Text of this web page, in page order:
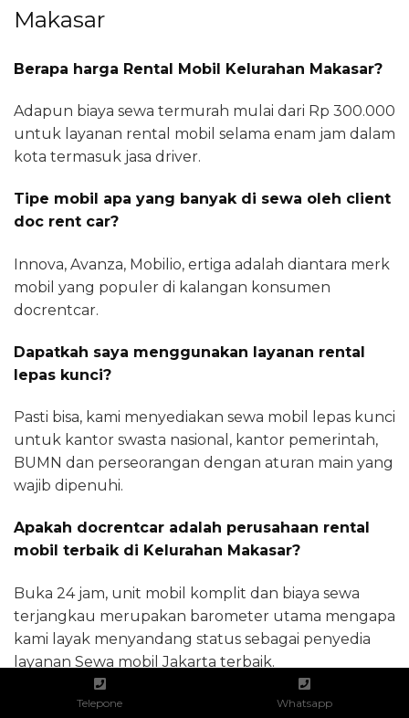
Makasar
Berapa harga Rental Mobil Kelurahan Makasar?
Adapun biaya sewa termurah mulai dari Rp 300.000
untuk layanan rental mobil selama enam jam dalam
kota termasuk jasa driver.
Tipe mobil apa yang banyak di sewa oleh client
doc rent car?
Innova, Avanza, Mobilio, ertiga adalah diantara merk
mobil yang populer di kalangan konsumen
docrentcar.
Dapatkah saya menggunakan layanan rental
lepas kunci?
Pasti bisa, kami menyediakan sewa mobil lepas kunci
untuk kantor swasta nasional, kantor pemerintah,
BUMN dan perseorangan dengan aturan main yang
wajib dipenuhi.
Apakah docrentcar adalah perusahaan rental
mobil terbaik di Kelurahan Makasar?
Buka 24 jam, unit mobil komplit dan biaya sewa
terjangkau merupakan barometer utama mengapa
kami layak menyandang status sebagai penyedia
layanan Sewa mobil Jakarta terbaik.
Apakah docrentcar melayani rental mobil di
Telepone Whatsapp